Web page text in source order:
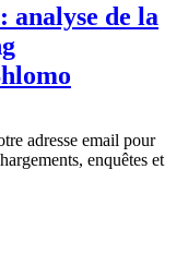
analyse de la
adresse email pour
enquêtes et